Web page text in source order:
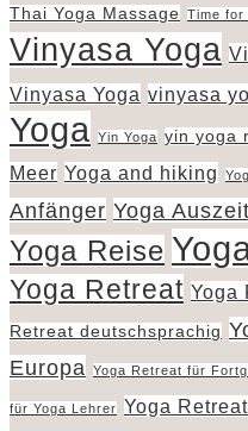
Thai Yoga Massage Time for
Vinyasa Yoga
Vinyasa Yoga vinyasa
Yoga Yin Yoga yin yoga
Meer Yoga and hiking
Anfänger Yoga Auszeit
Yoga Reise
Yoga Retreat Yoga
Retreat deutschsprachig
Europa Yoga Retreat für
für Yoga Lehrer Yoga